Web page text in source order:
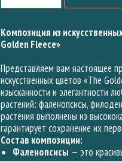
Композиция из
Golden Fleece»
Представляем вам настоящее
искусственных цветов «The
изысканности и элегантности
растений: фаленопсисы,
растения выполнены из
гарантирует сохранение их
Состав композиции:
Фаленопсисы — это